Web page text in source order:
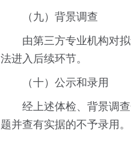
（九）背景调查
由第三方专业机构对
法进入后续环节。
（十）公示和录用
经上述体检、背景调
题并查有实据的不予录用。